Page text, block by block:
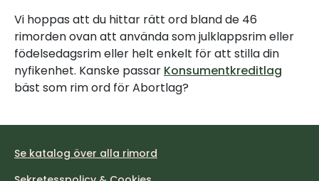
Vi hoppas att du hittar rätt ord bland de 46
rimorden ovan att använda som julklappsrim eller
födelsedagsrim eller helt enkelt för att stilla din
nyfikenhet. Kanske passar Konsumentkreditlag
bäst som rim ord för Abortlag?
Se katalog över alla rimord